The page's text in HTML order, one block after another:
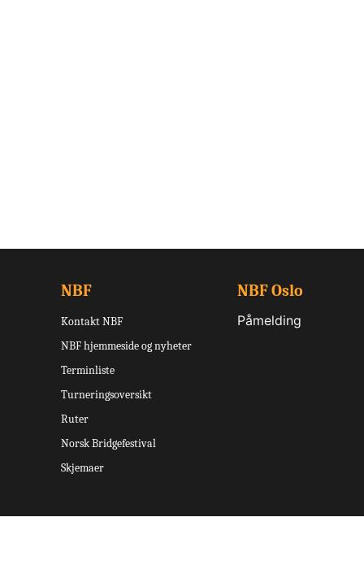
NBF
Kontakt NBF
NBF hjemmeside og nyheter
Terminliste
Turneringsoversikt
Ruter
Norsk Bridgefestival
Skjemaer
NBF Oslo
Påmelding